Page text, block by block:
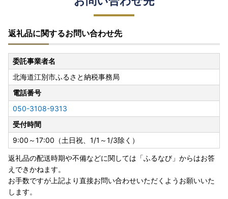
返礼品に関するお問い合わせ先
委託事業者名
北海道江別市ふるさと納税事務局
電話番号
050-3108-9313
受付時間
9:00～17:00（土日祝、1/1～1/3除く）
返礼品の配送時期や不備などに関しては「ふるなび」からはお答
えできかねます。
お手数ですが上記より直接お問い合わせいただくようお願いいた
します。